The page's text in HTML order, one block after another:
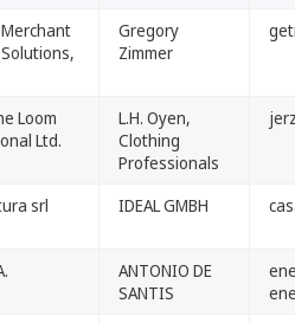
Gregory
Zimmer
Loom
Ltd.
L.H. Oyen,
Clothing
Professionals
srl IDEAL GMBH
ANTONIO DE
SANTIS